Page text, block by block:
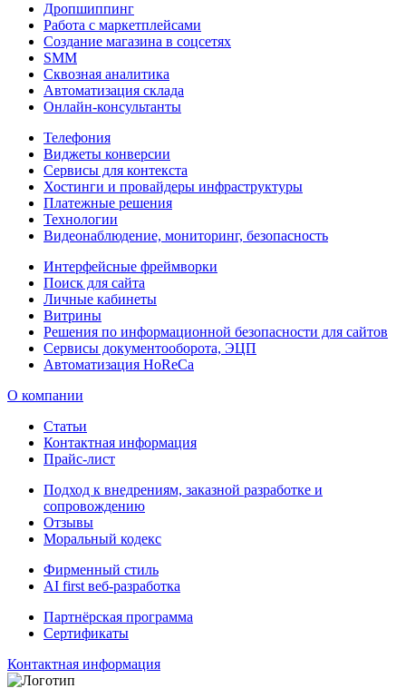
Дропшиппинг
Работа с маркетплейсами
Создание магазина в соцсетях
SMM
Сквозная аналитика
Автоматизация склада
Онлайн-консультанты
Телефония
Виджеты конверсии
Сервисы для контекста
Хостинги и провайдеры инфраструктуры
Платежные решения
Технологии
Видеонаблюдение, мониторинг, безопасность
Интерфейсные фреймворки
Поиск для сайта
Личные кабинеты
Витрины
Решения по информационной безопасности для сайтов
Сервисы документооборота, ЭЦП
Автоматизация HoReCa
О компании
Статьи
Контактная информация
Прайс-лист
Подход к внедрениям, заказной разработке и
сопровождению
Отзывы
Моральный кодекс
Фирменный стиль
AI first веб-разработка
Партнёрская программа
Сертификаты
Контактная информация